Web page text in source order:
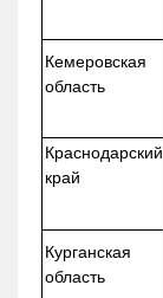
Кемеровская
область
Краснодарский
край
Курганская
область